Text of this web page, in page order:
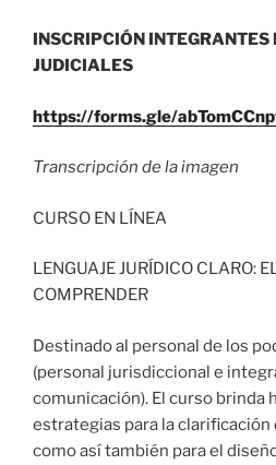
INSCRIPCIÓN INTEGRANTES
JUDICIALES
https://forms.gle/
Transcripción de la imagen
CURSO EN LÍNEA
LENGUAJE JURÍDICO CLARO:
COMPRENDER
Destinado al personal de los
(personal jurisdiccional e
comunicación). El curso brinda
estrategias para la
como así también para el